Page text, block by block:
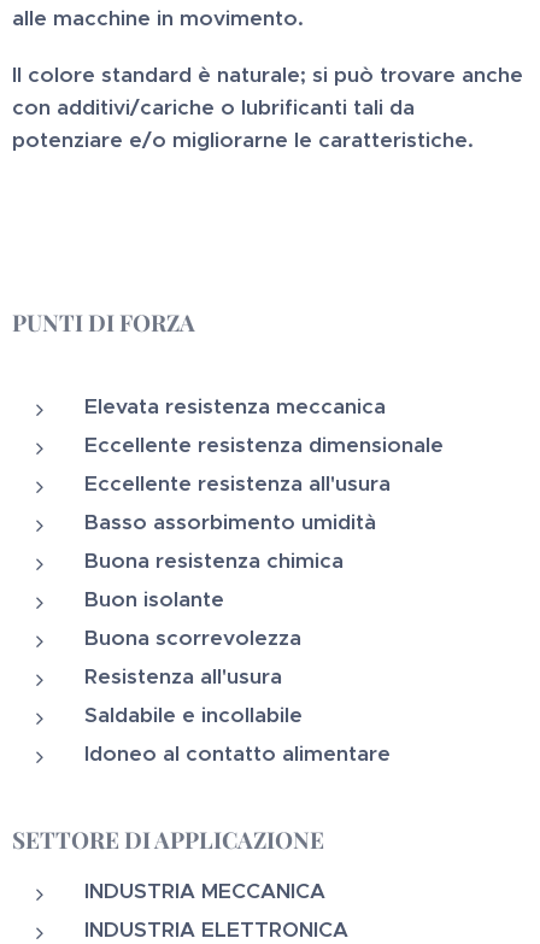
alle macchine in movimento.
Il colore standard è naturale; si può trovare anche
con additivi/cariche o lubrificanti tali da
potenziare e/o migliorarne le caratteristiche.
PUNTI DI FORZA
Elevata resistenza meccanica
Eccellente resistenza dimensionale
Eccellente resistenza all'usura
Basso assorbimento umidità
Buona resistenza chimica
Buon isolante
Buona scorrevolezza
Resistenza all'usura
Saldabile e incollabile
Idoneo al contatto alimentare
SETTORE DI APPLICAZIONE
INDUSTRIA MECCANICA
INDUSTRIA ELETTRONICA